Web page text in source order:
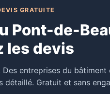
GRATUITE
Pont-de-
les devis
entreprises du bâtiment
Gratuit et sans